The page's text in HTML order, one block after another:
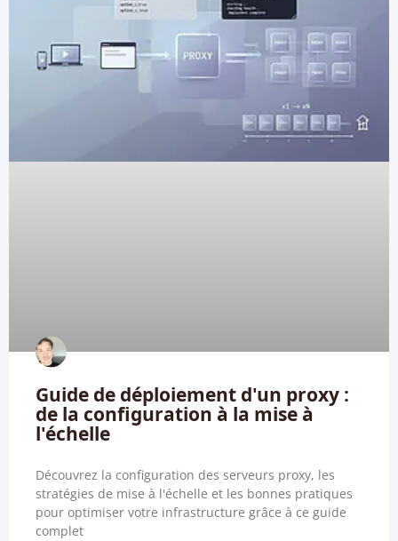
Guide de déploiement d'un proxy :
de la configuration à la mise à
l'échelle
Découvrez la configuration des serveurs proxy, les
stratégies de mise à l'échelle et les bonnes pratiques
pour optimiser votre infrastructure grâce à ce guide
complet